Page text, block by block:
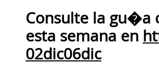
Consulte la gu�a
esta semana en
02dic06dic